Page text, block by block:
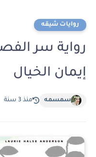
روايات شيقه
إيمان الخيال
سمسمه منذ 3 سنة